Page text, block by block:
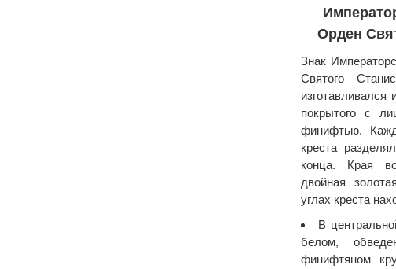
Орден
Знак
Святого
изготавливался
покрытого с
финифтью.
креста
конца. Края
двойная
углах креста
В
белом,
финифтяном